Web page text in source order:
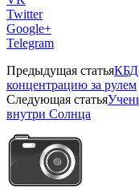
Twitter
Google+
Telegram
Предыдущая статья
концентрацию за рулем
Следующая статья
внутри Солнца